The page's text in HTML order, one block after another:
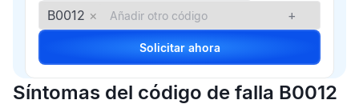
B0012 × +
Solicitar ahora
Síntomas del código de falla B0012